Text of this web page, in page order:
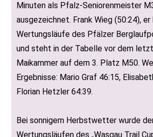
Minuten als Pfalz-Seniorenmeister
ausgezeichnet. Frank Wieg (50:24),
Wertungsläufe des Pfälzer
und steht in der Tabelle vor dem
Maikammer auf dem 3. Platz M50.
Ergebnisse: Mario Graf 46:15,
Florian Hetzler 64:39.
Bei sonnigem Herbstwetter wurde
Wertungsläufen des „Wasgau Trail